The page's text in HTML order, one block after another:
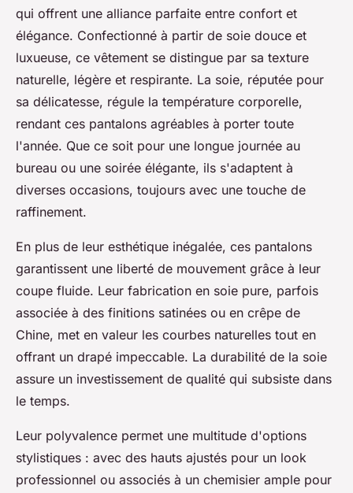
qui offrent une alliance parfaite entre confort et
élégance. Confectionné à partir de soie douce et
luxueuse, ce vêtement se distingue par sa texture
naturelle, légère et respirante. La soie, réputée pour
sa délicatesse, régule la température corporelle,
rendant ces pantalons agréables à porter toute
l'année. Que ce soit pour une longue journée au
bureau ou une soirée élégante, ils s'adaptent à
diverses occasions, toujours avec une touche de
raffinement.
En plus de leur esthétique inégalée, ces pantalons
garantissent une liberté de mouvement grâce à leur
coupe fluide. Leur fabrication en soie pure, parfois
associée à des finitions satinées ou en crêpe de
Chine, met en valeur les courbes naturelles tout en
offrant un drapé impeccable. La durabilité de la soie
assure un investissement de qualité qui subsiste dans
le temps.
Leur polyvalence permet une multitude d'options
stylistiques : avec des hauts ajustés pour un look
professionnel ou associés à un chemisier ample pour